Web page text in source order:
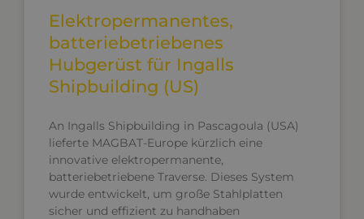
Elektropermanentes,
batteriebetriebenes
Hubgerüst für Ingalls
Shipbuilding (US)
An Ingalls Shipbuilding in Pascagoula (USA)
lieferte MAGBAT-Europe kürzlich eine
innovative elektropermanente,
batteriebetriebene Traverse. Dieses System
wurde entwickelt, um große Stahlplatten
sicher und effizient zu handhaben